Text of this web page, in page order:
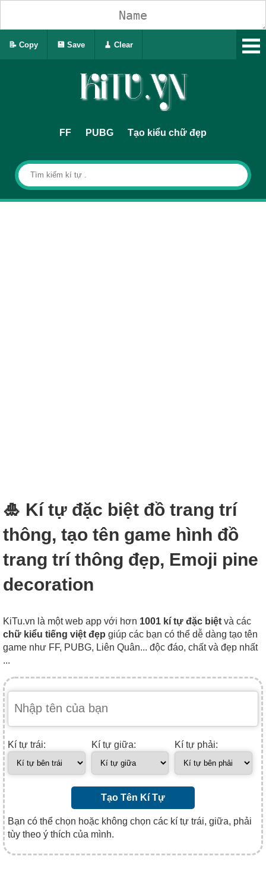
FF PUBG Tạo kiểu chữ đẹp
🎍 Kí tự đặc biệt đồ trang trí
thông, tạo tên game hình đồ
trang trí thông đẹp, Emoji pine
decoration
KiTu.vn là một web app với hơn 1001 kí tự đặc biệt và các
chữ kiểu tiếng việt đẹp giúp các bạn có thể dễ dàng tạo tên
game như FF, PUBG, Liên Quân... độc đáo, chất và đẹp nhất
...
Kí tự trái: Kí tự giữa: Kí tự phải:
Tạo Tên Kí Tự
Bạn có thể chọn hoặc không chọn các kí tự trái, giữa, phải
tùy theo ý thích của mình.
📝 Copy 💾 Save 🧹 Clear